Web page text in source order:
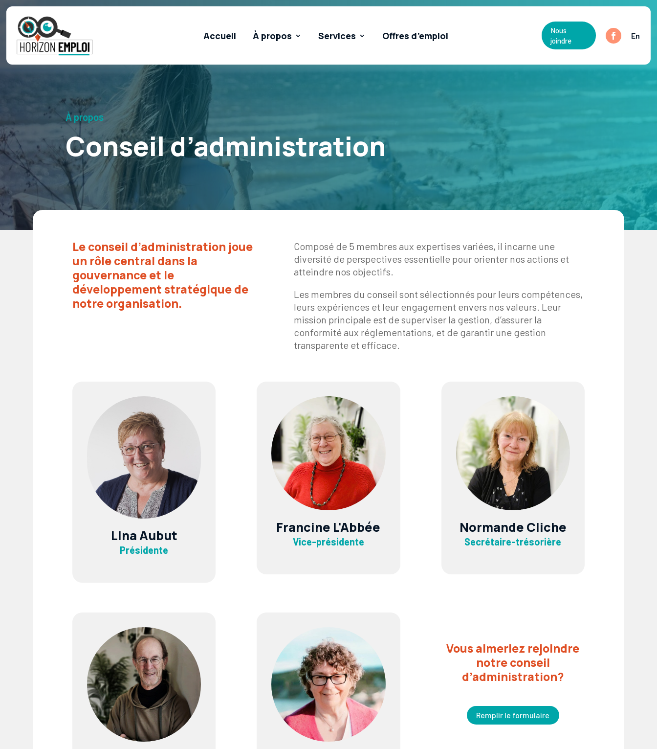
Accueil À propos Services Offres d’emploi
Nous
joindre
En
À propos
Conseil d’administration
Le conseil d’administration joue
un rôle central dans la
gouvernance et le
développement stratégique de
notre organisation.
Composé de 5 membres aux expertises variées, il incarne une
diversité de perspectives essentielle pour orienter nos actions et
atteindre nos objectifs.
Les membres du conseil sont sélectionnés pour leurs compétences,
leurs expériences et leur engagement envers nos valeurs. Leur
mission principale est de superviser la gestion, d’assurer la
conformité aux réglementations, et de garantir une gestion
transparente et efficace.
Lina Aubut
Présidente
Francine L'Abbée
Vice-présidente
Normande Cliche
Secrétaire-trésorière
Vous aimeriez rejoindre
notre conseil
d’administration?
Remplir le formulaire